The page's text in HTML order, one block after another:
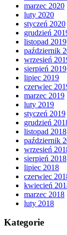
marzec 2020
luty 2020
styczeń 2020
grudzień
listopad 2019
październik
wrzesień
sierpień 2019
lipiec 2019
czerwiec
marzec 2019
luty 2019
styczeń 2019
grudzień
listopad 2018
październik
wrzesień
sierpień 2018
lipiec 2018
czerwiec
kwiecień
marzec 2018
luty 2018
Kategorie